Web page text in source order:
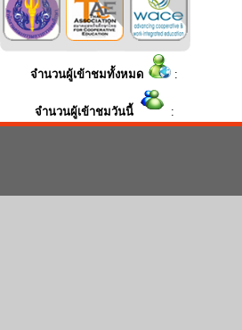
จำนวนผู้เข้าชมทั้งหมด :
จำนวนผู้เข้าชมวันนี้ :